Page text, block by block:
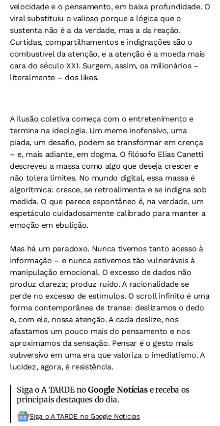
velocidade e o pensamento, em baixa profundidade. O
viral substituiu o valioso porque a lógica que o
sustenta não é a da verdade, mas a da reação.
Curtidas, compartilhamentos e indignações são o
combustível da atenção, e a atenção é a moeda mais
cara do século XXI. Surgem, assim, os milionários –
literalmente – dos likes.
A ilusão coletiva começa com o entretenimento e
termina na ideologia. Um meme inofensivo, uma
piada, um desafio, podem se transformar em crença
– e, mais adiante, em dogma. O filósofo Elias Canetti
descreveu a massa como algo que deseja crescer e
não tolera limites. No mundo digital, essa massa é
algorítmica: cresce, se retroalimenta e se indigna sob
medida. O que parece espontâneo é, na verdade, um
espetáculo cuidadosamente calibrado para manter a
emoção em ebulição.
Mas há um paradoxo. Nunca tivemos tanto acesso à
informação – e nunca estivemos tão vulneráveis à
manipulação emocional. O excesso de dados não
produz clareza; produz ruído. A racionalidade se
perde no excesso de estímulos. O scroll infinito é uma
forma contemporânea de transe: deslizamos o dedo
e, com ele, nossa atenção. A cada deslize, nos
afastamos um pouco mais do pensamento e nos
aproximamos da sensação. Pensar é o gesto mais
subversivo em uma era que valoriza o imediatismo. A
lucidez, agora, é resistência.
Siga o A TARDE noGoogle Notíciase receba os
principais destaques do dia.
Siga o A TARDE no Google Noticias